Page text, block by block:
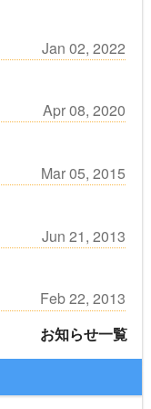
Jan 02, 2022
Apr 08, 2020
Mar 05, 2015
Jun 21, 2013
Feb 22, 2013
お知らせ一覧